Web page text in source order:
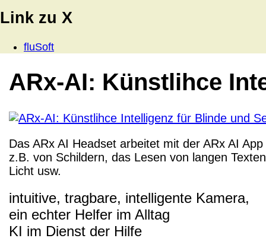
Link zu X
fluSoft
ARx-AI: Künstlihce
Das ARx AI Headset arbeitet mit der ARx AI
z.B. von Schildern, das Lesen von langen
Licht usw.
intuitive, tragbare, intelligente Kamera,
ein echter Helfer im Alltag
KI im Dienst der Hilfe